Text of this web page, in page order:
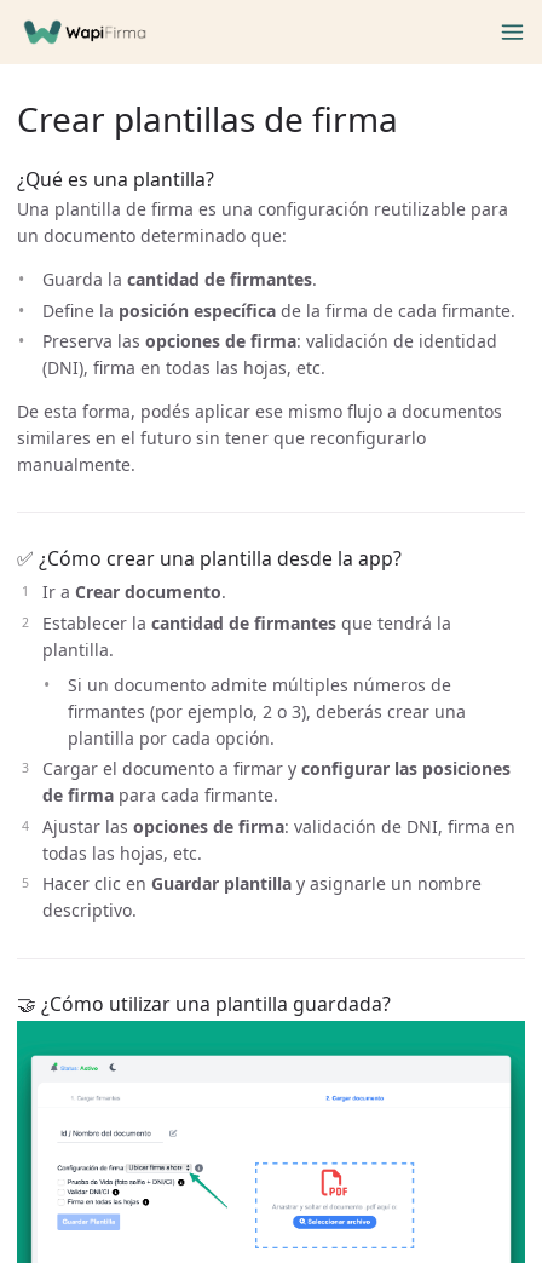
Crear plantillas de firma
¿Qué es una plantilla?
Una plantilla de firma es una configuración reutilizable para
un documento determinado que:
Guarda la cantidad de firmantes.
Define la posición específica de la firma de cada firmante.
Preserva las opciones de firma: validación de identidad
(DNI), firma en todas las hojas, etc.
De esta forma, podés aplicar ese mismo flujo a documentos
similares en el futuro sin tener que reconfigurarlo
manualmente.
✅ ¿Cómo crear una plantilla desde la app?
Ir a Crear documento.
Establecer la cantidad de firmantes que tendrá la
plantilla.
Si un documento admite múltiples números de
firmantes (por ejemplo, 2 o 3), deberás crear una
plantilla por cada opción.
Cargar el documento a firmar y configurar las posiciones
de firma para cada firmante.
Ajustar las opciones de firma: validación de DNI, firma en
todas las hojas, etc.
Hacer clic en Guardar plantilla y asignarle un nombre
descriptivo.
🤝 ¿Cómo utilizar una plantilla guardada?